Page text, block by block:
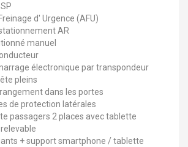
d' Urgence (AFU)
AR
manuel
électronique par transpondeur
pleins
dans les portes
de protection latérales
passagers 2 places avec tablette
+ support smartphone / tablette